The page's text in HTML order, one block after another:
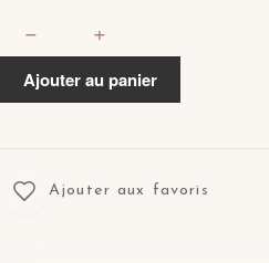
− +
Ajouter au panier
Ajouter aux favoris